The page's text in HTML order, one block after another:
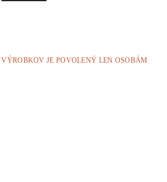
JE POVOLENÝ LEN OSOBÁM